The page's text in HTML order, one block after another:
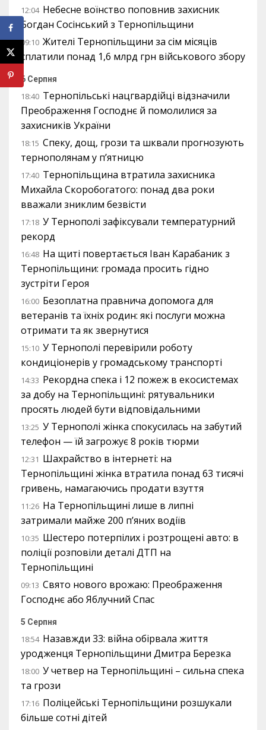
12:04 Небесне воїнство поповнив захисник
Богдан Сосінський з Тернопільщини
09:10 Жителі Тернопільщини за сім місяців
сплатили понад 1,6 млрд грн військового збору
6 Серпня
18:40 Тернопільські нацгвардійці відзначили
Преображення Господнє й помолилися за
захисників України
18:15 Спеку, дощ, грози та шквали прогнозують
тернополянам у п’ятницю
17:40 Тернопільщина втратила захисника
Михайла Скоробогатого: понад два роки
вважали зниклим безвісти
17:18 У Тернополі зафіксували температурний
рекорд
16:48 На щиті повертається Іван Карабаник з
Тернопільщини: громада просить гідно
зустріти Героя
16:00 Безоплатна правнича допомога для
ветеранів та їхніх родин: які послуги можна
отримати та як звернутися
15:10 У Тернополі перевірили роботу
кондиціонерів у громадському транспорті
14:33 Рекордна спека і 12 пожеж в екосистемах
за добу на Тернопільщині: рятувальники
просять людей бути відповідальними
13:25 У Тернополі жінка спокусилась на забутий
телефон — їй загрожує 8 років тюрми
12:31 Шахрайство в інтернеті: на
Тернопільщині жінка втратила понад 63 тисячі
гривень, намагаючись продати взуття
11:26 На Тернопільщині лише в липні
затримали майже 200 п’яних водіїв
10:35 Шестеро потерпілих і розтрощені авто: в
поліції розповіли деталі ДТП на
Тернопільщині
09:13 Свято нового врожаю: Преображення
Господнє або Яблучний Спас
5 Серпня
18:54 Назавжди 33: війна обірвала життя
уродженця Тернопільщини Дмитра Березка
18:00 У четвер на Тернопільщині – сильна спека
та грози
17:16 Поліцейські Тернопільщини розшукали
більше сотні дітей